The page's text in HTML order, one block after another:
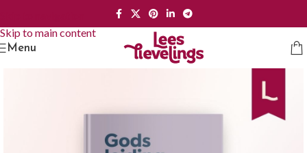
Skip to main content
Menu